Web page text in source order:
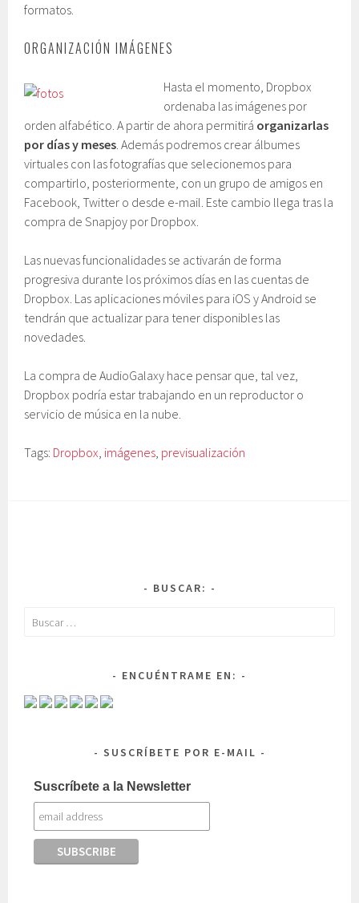
formatos.
ORGANIZACIÓN IMÁGENES
Hasta el momento, Dropbox
ordenaba las imágenes por
orden alfabético. A partir de ahora permitirá organizarlas
por días y meses. Además podremos crear álbumes
virtuales con las fotografías que selecionemos para
compartirlo, posteriormente, con un grupo de amigos en
Facebook, Twitter o desde e-mail. Este cambio llega tras la
compra de Snapjoy por Dropbox.
Las nuevas funcionalidades se activarán de forma
progresiva durante los próximos días en las cuentas de
Dropbox. Las aplicaciones móviles para iOS y Android se
tendrán que actualizar para tener disponibles las
novedades.
La compra de AudioGalaxy hace pensar que, tal vez,
Dropbox podría estar trabajando en un reproductor o
servicio de música en la nube.
Tags: Dropbox, imágenes, previsualización
BUSCAR:
Buscar:
ENCUÉNTRAME EN:
SUSCRÍBETE POR E-MAIL
Suscríbete a la Newsletter